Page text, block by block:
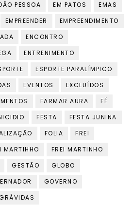
PESSOA EM PATOS
EMAS
EMPREENDER
EMPREENDIMENTO
ENCONTRO
ENTRENIMENTO
ESPORTE PARALÍMPICO
EVENTOS
EXCLUÍDOS
FARMAR AURA
FÉ
FESTA
FESTA JUNINA
FOLIA
FREI
MARTIHHO
FREI MARTINHO
GESTÃO
GLOBO
GOVERNO